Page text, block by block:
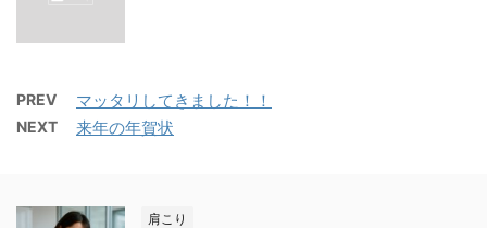
PREV マッタリしてきました！！
NEXT 来年の年賀状
肩こり